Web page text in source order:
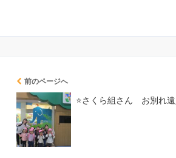
前のページへ
⭐さくら組さん お別れ遠